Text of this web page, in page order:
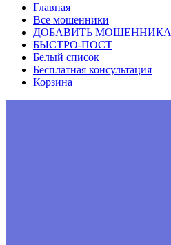
Главная
Все мошенники
ДОБАВИТЬ МОШЕННИКА
БЫСТРО-ПОСТ
Белый список
Бесплатная консультация
Корзина